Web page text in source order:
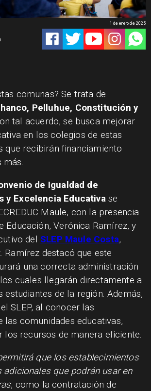
1 de enero de 2025
comunas? Se trata de
Pelluhue, Constitución y
tal acuerdo, se busca mejorar
en los colegios de estas
que recibirán financiamiento
más.
de Igualdad de
y Excelencia Educativase
Maule, con la presencia
Educación, Verónica Ramírez, y
del SLEP Maule Costa,
Ramírez destacó que este
una correcta administración
cuales llegarán directamente a
estudiantes de la región. Además,
SLEP, al conocer las
las comunidades educativas,
los recursos de manera eficiente.
que los establecimientos
adicionales que podrán usar en
, como la contratación de